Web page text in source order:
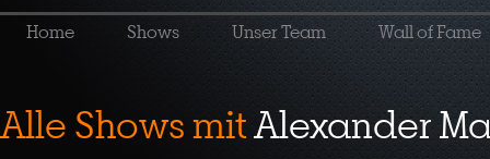
Home Shows Unser Team Wall of Fame
Alle Shows mitAlexander